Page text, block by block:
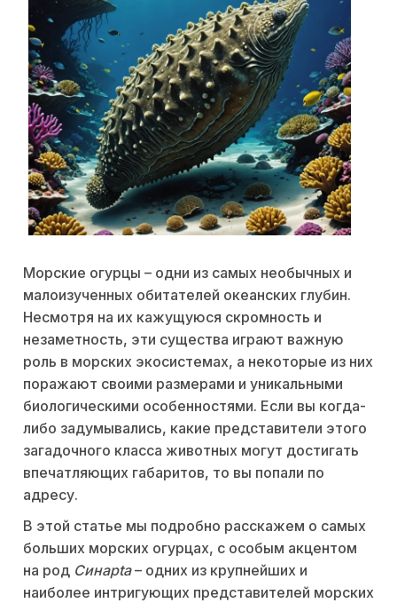
Морские огурцы – одни из самых необычных и
малоизученных обитателей океанских глубин.
Несмотря на их кажущуюся скромность и
незаметность, эти существа играют важную
роль в морских экосистемах, а некоторые из них
поражают своими размерами и уникальными
биологическими особенностями. Если вы когда-
либо задумывались, какие представители этого
загадочного класса животных могут достигать
впечатляющих габаритов, то вы попали по
адресу.
В этой статье мы подробно расскажем о самых
больших морских огурцах, с особым акцентом
на род Синapta– одних из крупнейших и
наиболее интригующих представителей морских